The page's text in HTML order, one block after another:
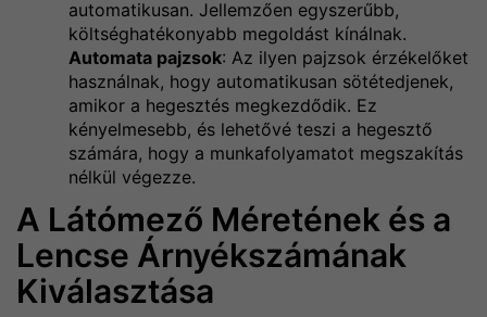
automatikusan. Jellemzően egyszerűbb,
költséghatékonyabb megoldást kínálnak.
Automata pajzsok: Az ilyen pajzsok érzékelőket
használnak, hogy automatikusan sötétedjenek,
amikor a hegesztés megkezdődik. Ez
kényelmesebb, és lehetővé teszi a hegesztő
számára, hogy a munkafolyamatot megszakítás
nélkül végezze.
A Látómező Méretének és a
Lencse Árnyékszámának
Kiválasztása